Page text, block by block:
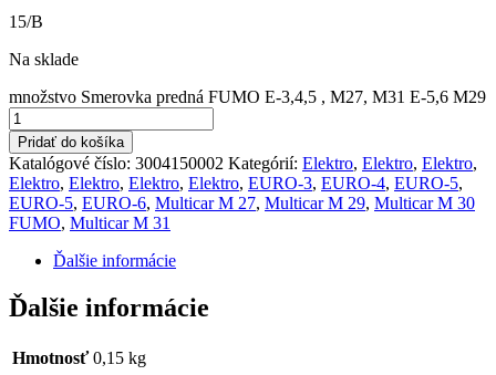
15/B
Na sklade
množstvo Smerovka predná FUMO E-3,4,5 , M27, M31 E-5,6 M29
Pridať do košíka
Katalógové číslo: 3004150002 Kategórií: Elektro, Elektro, Elektro,
Elektro, Elektro, Elektro, Elektro, EURO-3, EURO-4, EURO-5,
EURO-5, EURO-6, Multicar M 27, Multicar M 29, Multicar M 30
FUMO, Multicar M 31
Ďalšie informácie
Ďalšie informácie
Hmotnosť 0,15 kg